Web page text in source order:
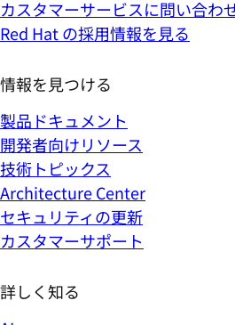
カスタマーサービスに問い合わ
Red Hat の採用情報を見る
情報を見つける
製品ドキュメント
開発者向けリソース
技術トピックス
Architecture Center
セキュリティの更新
カスタマーサポート
詳しく知る